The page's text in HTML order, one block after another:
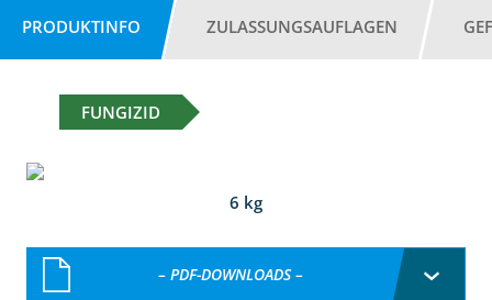
PRODUKTINFO ZULASSUNGSAUFLAGEN
FUNGIZID
6 kg
– PDF-DOWNLOADS –